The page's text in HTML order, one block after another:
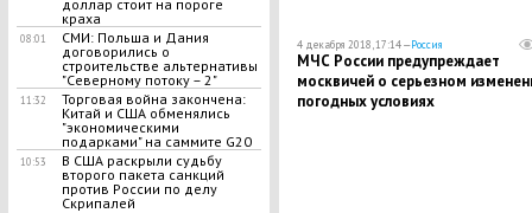
доллар стоит на пороге
краха
08:01
СМИ: Польша и Дания
договорились о
строительстве альтернативы
"Северному потоку – 2"
11:32
Торговая война закончена:
Китай и США обменялись
"экономическими
подарками" на саммите G20
10:53
В США раскрыли судьбу
второго пакета санкций
против России по делу
Скрипалей
4 декабря 2018, 17:14 —Россия
​МЧС России предупреждает
москвичей о серьезном
погодных условиях